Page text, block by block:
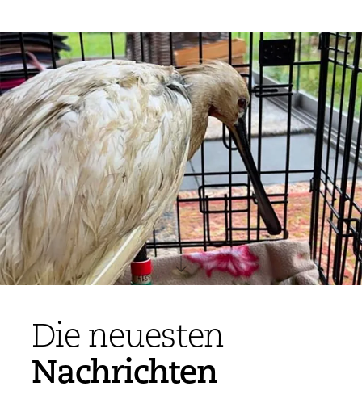
Die neuesten
Nachrichten